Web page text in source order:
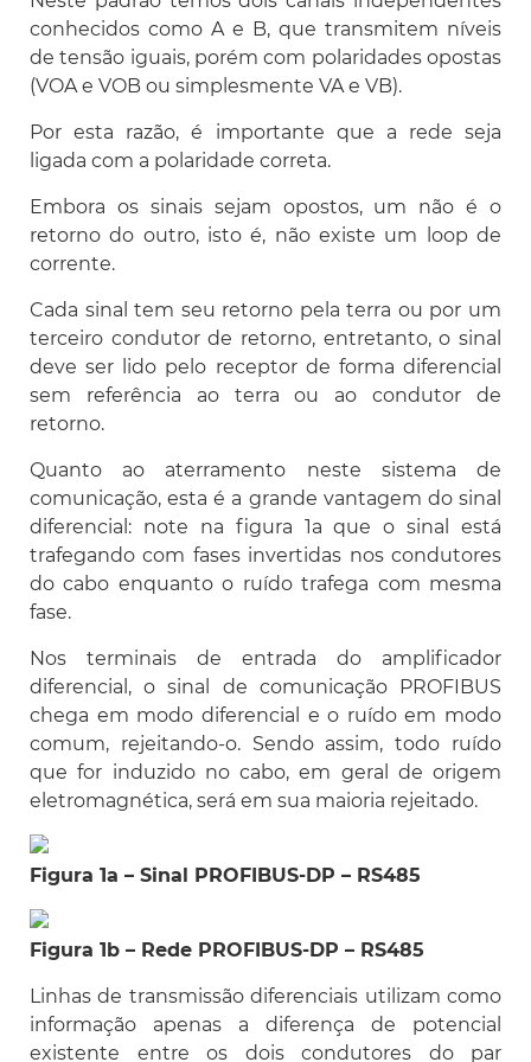
conhecidos como A e B, que transmitem níveis
de tensão iguais, porém com polaridades opostas
(VOA e VOB ou simplesmente VA e VB).
Por esta razão, é importante que a rede seja
ligada com a polaridade correta.
Embora os sinais sejam opostos, um não é o
retorno do outro, isto é, não existe um loop de
corrente.
Cada sinal tem seu retorno pela terra ou por um
terceiro condutor de retorno, entretanto, o sinal
deve ser lido pelo receptor de forma diferencial
sem referência ao terra ou ao condutor de
retorno.
Quanto ao aterramento neste sistema de
comunicação, esta é a grande vantagem do sinal
diferencial: note na figura 1a que o sinal está
trafegando com fases invertidas nos condutores
do cabo enquanto o ruído trafega com mesma
fase.
Nos terminais de entrada do amplificador
diferencial, o sinal de comunicação PROFIBUS
chega em modo diferencial e o ruído em modo
comum, rejeitando-o. Sendo assim, todo ruído
que for induzido no cabo, em geral de origem
eletromagnética, será em sua maioria rejeitado.
Figura 1a – Sinal PROFIBUS-DP – RS485
Figura 1b – Rede PROFIBUS-DP – RS485
Linhas de transmissão diferenciais utilizam como
informação apenas a diferença de potencial
existente entre os dois condutores do par